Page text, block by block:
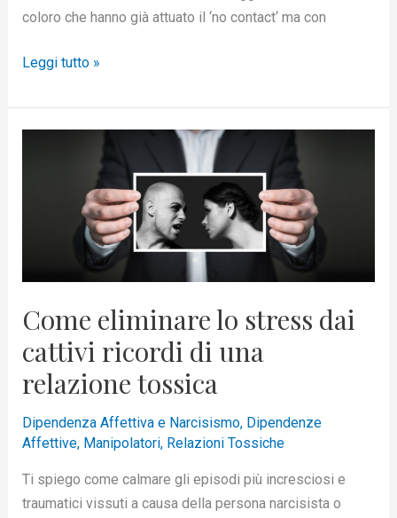
coloro che hanno già attuato il ‘no contact‘ ma con
Leggi tutto »
Come eliminare lo stress dai
cattivi ricordi di una
relazione tossica
Dipendenza Affettiva e Narcisismo, Dipendenze
Affettive, Manipolatori, Relazioni Tossiche
Ti spiego come calmare gli episodi più incresciosi e
traumatici vissuti a causa della persona narcisista o
ricordi
di
una
relazione
tossica